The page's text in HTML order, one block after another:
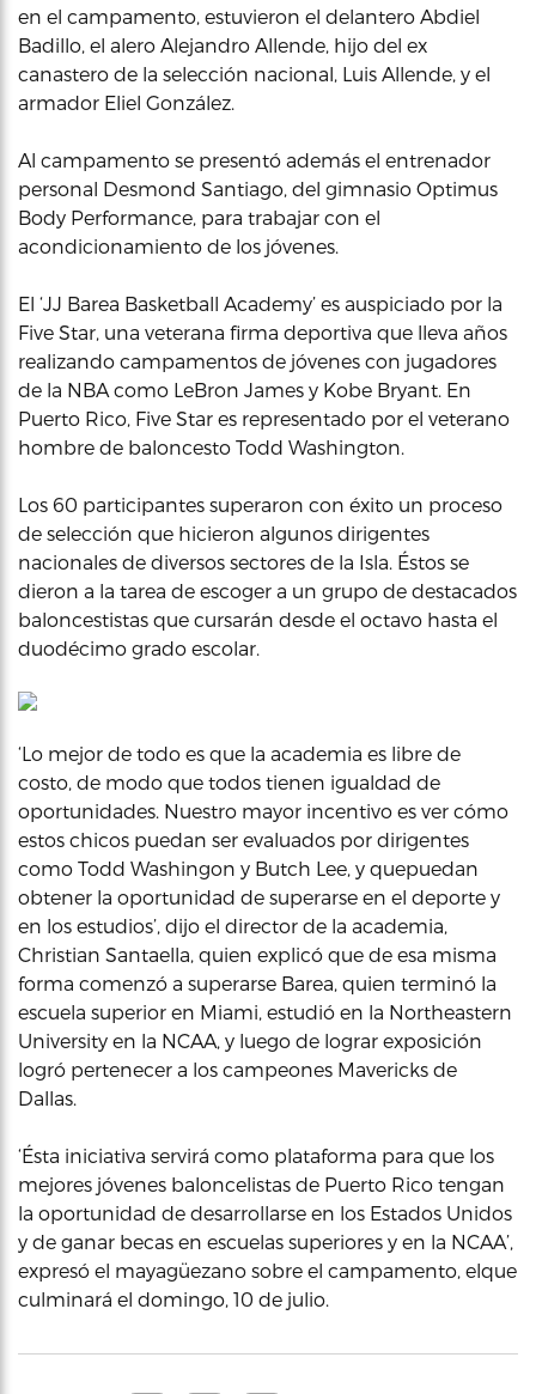
en el campamento, estuvieron el delantero Abdiel
Badillo, el alero Alejandro Allende, hijo del ex
canastero de la selección nacional, Luis Allende, y el
armador Eliel González.
Al campamento se presentó además el entrenador
personal Desmond Santiago, del gimnasio Optimus
Body Performance, para trabajar con el
acondicionamiento de los jóvenes.
El ‘JJ Barea Basketball Academy’ es auspiciado por la
Five Star, una veterana firma deportiva que lleva años
realizando campamentos de jóvenes con jugadores
de la NBA como LeBron James y Kobe Bryant. En
Puerto Rico, Five Star es representado por el veterano
hombre de baloncesto Todd Washington.
Los 60 participantes superaron con éxito un proceso
de selección que hicieron algunos dirigentes
nacionales de diversos sectores de la Isla. Éstos se
dieron a la tarea de escoger a un grupo de destacados
baloncestistas que cursarán desde el octavo hasta el
duodécimo grado escolar.
‘Lo mejor de todo es que la academia es libre de
costo, de modo que todos tienen igualdad de
oportunidades. Nuestro mayor incentivo es ver cómo
estos chicos puedan ser evaluados por dirigentes
como Todd Washingon y Butch Lee, y quepuedan
obtener la oportunidad de superarse en el deporte y
en los estudios’, dijo el director de la academia,
Christian Santaella, quien explicó que de esa misma
forma comenzó a superarse Barea, quien terminó la
escuela superior en Miami, estudió en la Northeastern
University en la NCAA, y luego de lograr exposición
logró pertenecer a los campeones Mavericks de
Dallas.
‘Ésta iniciativa servirá como plataforma para que los
mejores jóvenes baloncelistas de Puerto Rico tengan
la oportunidad de desarrollarse en los Estados Unidos
y de ganar becas en escuelas superiores y en la NCAA’,
expresó el mayagüezano sobre el campamento, elque
culminará el domingo, 10 de julio.